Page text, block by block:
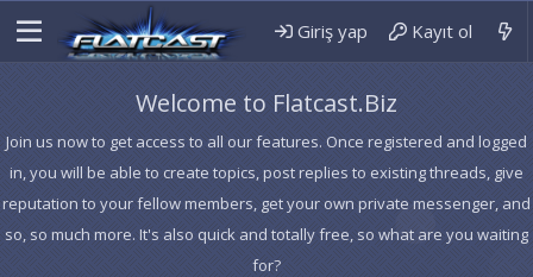
Giriş yap Kayıt ol
Welcome to Flatcast.Biz
Join us now to get access to all our features. Once registered and logged
in, you will be able to create topics, post replies to existing threads, give
reputation to your fellow members, get your own private messenger, and
so, so much more. It's also quick and totally free, so what are you waiting
for?